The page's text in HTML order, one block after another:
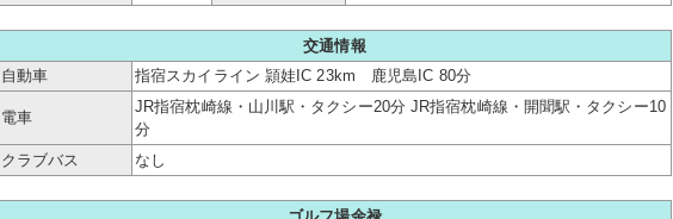
交通情報
自動車
指宿スカイライン 頴娃IC 23km 鹿児島IC 80分
電車
JR指宿枕崎線・山川駅・タクシー20分 JR指宿枕崎線・開聞駅・タクシー10
分
クラブバス
なし